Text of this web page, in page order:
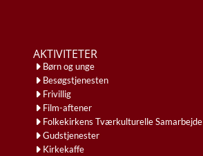
AKTIVITETER
Børn og unge
Besøgstjenesten
Frivillig
Film-aftener
Folkekirkens Tværkulturelle Samarbejde
Gudstjenester
Kirkekaffe